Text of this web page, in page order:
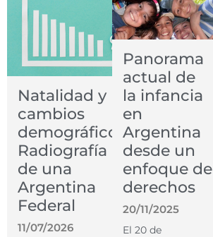
Natalidad y
cambios
demográficos.
Radiografía
de una
Argentina
Federal
11/07/2026
Panorama
actual de
la infancia
en
Argentina
desde un
enfoque de
derechos
20/11/2025
El 20 de